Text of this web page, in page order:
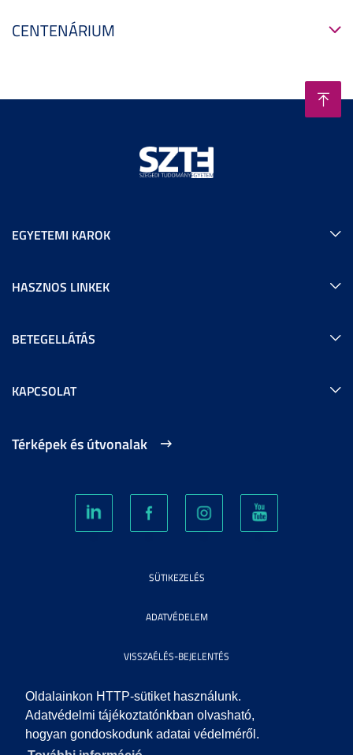
Oldalainkon HTTP-sütiket használunk.
Adatvédelmi tájékoztatónkban olvasható,
hogyan gondoskodunk adatai védelméről.
CENTENÁRIUM
EGYETEMI KAROK
HASZNOS LINKEK
BETEGELLÁTÁS
KAPCSOLAT
Térképek és útvonalak
SÜTIKEZELÉS
ADATVÉDELEM
VISSZAÉLÉS-BEJELENTÉS
KÖZÉRDEKŰ ADATOK
IMPRESSZUM